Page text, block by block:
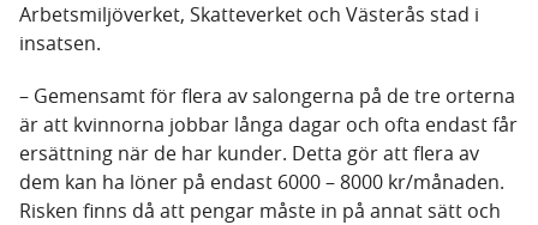
Arbetsmiljöverket, Skatteverket och Västerås stad i
insatsen.
– Gemensamt för flera av salongerna på de tre orterna
är att kvinnorna jobbar långa dagar och ofta endast får
ersättning när de har kunder. Detta gör att flera av
dem kan ha löner på endast 6000 – 8000 kr/månaden.
Risken finns då att pengar måste in på annat sätt och